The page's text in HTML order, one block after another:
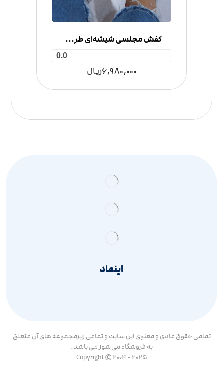
کفش مجلسی شیشه‌ای طرح قلبی
0.0
6,980,000ریال
اینماد
تمامی حقوق مادی و معنوی این سایت و تمامی زیرمجموعه های آن متعلق
به فروشگاه می شوز می باشد.
Copyright © 2004 - 2025